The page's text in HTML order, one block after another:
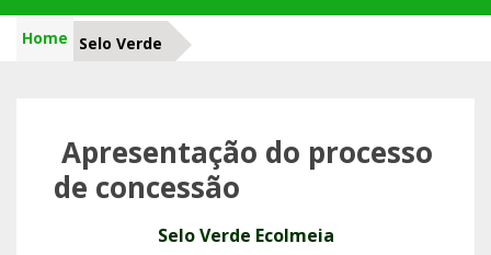
Home Selo Verde
Apresentação do processo
de concessão
Selo Verde Ecolmeia